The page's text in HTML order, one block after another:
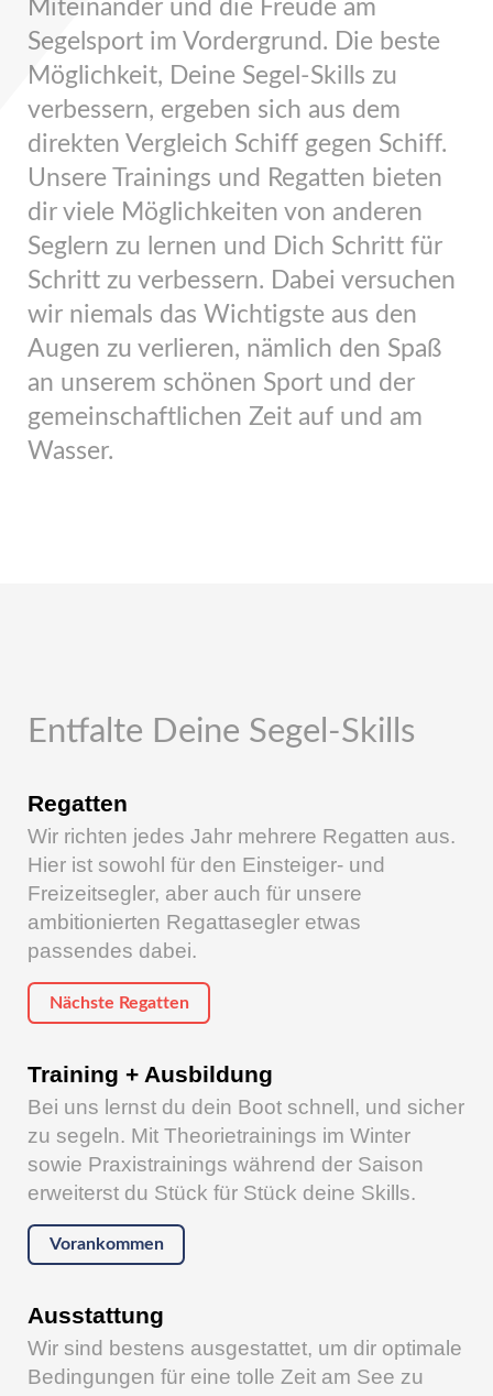
Miteinander und die Freude am
Segelsport im Vordergrund. Die beste
Möglichkeit, Deine Segel-Skills zu
verbessern, ergeben sich aus dem
direkten Vergleich Schiff gegen Schiff.
Unsere Trainings und Regatten bieten
dir viele Möglichkeiten von anderen
Seglern zu lernen und Dich Schritt für
Schritt zu verbessern. Dabei versuchen
wir niemals das Wichtigste aus den
Augen zu verlieren, nämlich den Spaß
an unserem schönen Sport und der
gemeinschaftlichen Zeit auf und am
Wasser.
Entfalte Deine Segel-Skills
Regatten
Wir richten jedes Jahr mehrere Regatten aus.
Hier ist sowohl für den Einsteiger- und
Freizeitsegler, aber auch für unsere
ambitionierten Regattasegler etwas
passendes dabei.
Nächste Regatten
Training + Ausbildung
Bei uns lernst du dein Boot schnell, und sicher
zu segeln. Mit Theorietrainings im Winter
sowie Praxistrainings während der Saison
erweiterst du Stück für Stück deine Skills.
Vorankommen
Ausstattung
Wir sind bestens ausgestattet, um dir optimale
Bedingungen für eine tolle Zeit am See zu